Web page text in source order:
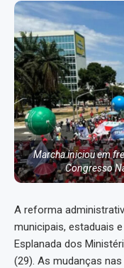
Marcha iniciou em
Congresso
A reforma
municipais, estaduais
Esplanada dos
(29). As mudanças